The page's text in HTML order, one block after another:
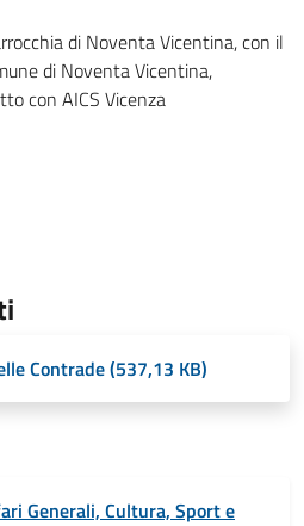
di Noventa Vicentina, con il
di Noventa Vicentina,
con AICS Vicenza
Contrade (537,13 KB)
Generali, Cultura, Sport e